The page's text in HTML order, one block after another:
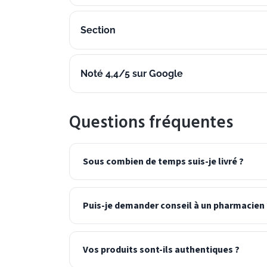
Section
Noté 4,4/5 sur Google
Questions fréquentes
Sous combien de temps suis-je livré ?
Puis-je demander conseil à un pharmacien
Vos produits sont-ils authentiques ?